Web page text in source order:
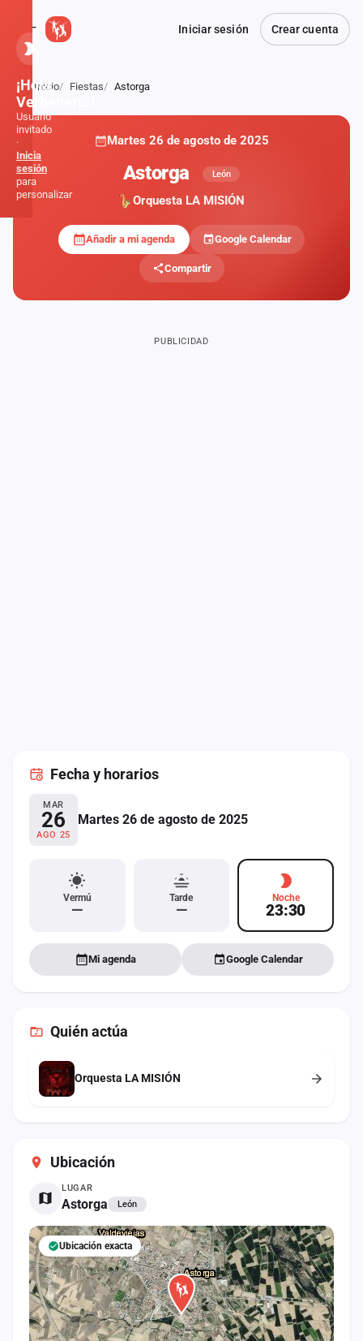
Iniciar sesión Crear cuenta
Atrás
Inicio Fiestas Astorga
Martes 26 de agosto de 2025
Astorga León
Orquesta LA MISIÓN
Añadir a mi agenda Google Calendar
Compartir
Ubicación
LUGAR
Astorga León
Ubicación exacta
PUBLICIDAD
Fecha y horarios
MAR
26
AGO 25
Martes 26 de agosto de 2025
Vermú
—
Tarde
—
Noche
23:30
Mi agenda Google Calendar
Quién actúa
Orquesta LA MISIÓN
¡Hola,
Verbener@!
Usuario
invitado
·
Inicia
sesión
para
personalizar
Administración
Contacto